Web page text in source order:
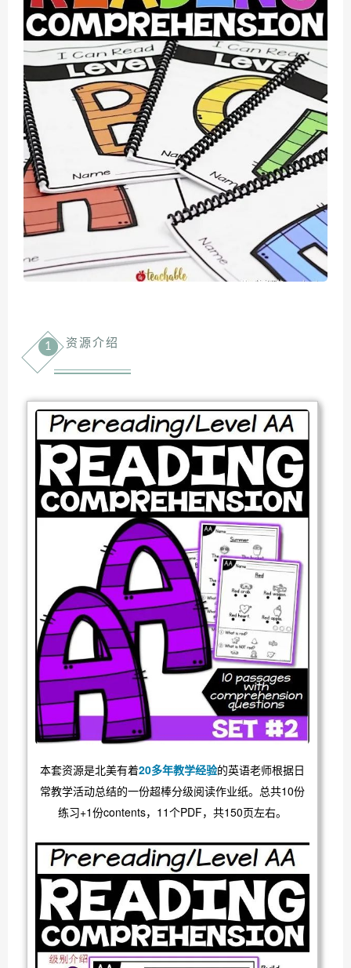
1 资源介绍
本套资源是北美有着20多年教学经验的英语老师根据日
常教学活动总结的一份超棒分级阅读作业纸。总共10份
练习+1份contents，11个PDF，共150页左右。